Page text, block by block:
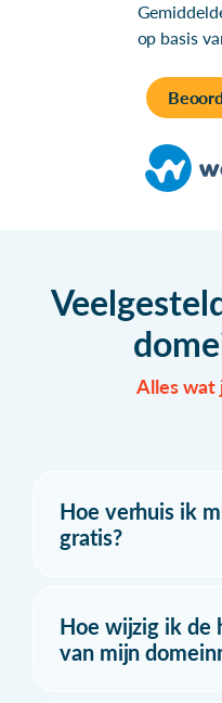
op basis
Alles wat
Hoe verhuis ik
gratis?
Hoe wijzig ik de
van mijn